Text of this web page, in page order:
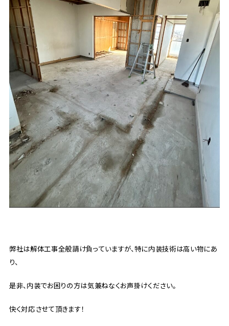
弊社は解体工事全般請け負っていますが、特に内装技術は高い物にあ
り、
是非、内装でお困りの方は気兼ねなくお声掛けください。
快く対応させて頂きます！